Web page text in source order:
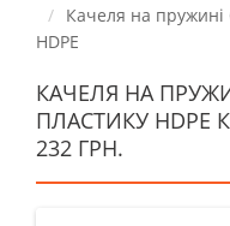
Качеля на пружині
HDPE
КАЧЕЛЯ НА
ПЛАСТИКУ HDPE
232 ГРН.